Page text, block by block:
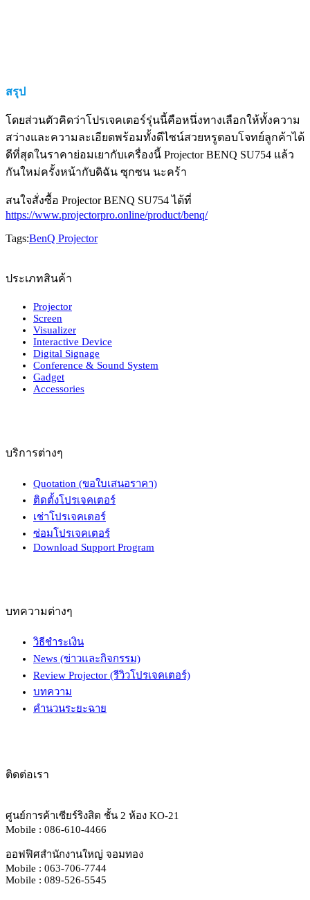
สรุป
โดยส่วนตัวคิดว่าโปรเจคเตอร์รุ่นนี้คือหนึ่งทางเลือกให้ทั้งความ
สว่างและความละเอียดพร้อมทั้งดีไซน์สวยหรูตอบโจทย์ลูกค้าได้
ดีที่สุดในราคาย่อมเยากับเครื่องนี้ Projector BENQ SU754 แล้ว
กันใหม่ครั้งหน้ากับดิฉัน ซุกซน นะคร้า
สนใจสั่งซื้อ Projector BENQ SU754 ได้ที่
https://www.projectorpro.online/product/benq/
Tags:BenQ Projector
ประเภทสินค้า
Projector
Screen
Visualizer
Interactive Device
Digital Signage
Conference & Sound System
Gadget
Accessories
บริการต่างๆ
Quotation (ขอใบเสนอราคา)
ติดตั้งโปรเจคเตอร์
เช่าโปรเจคเตอร์
ซ่อมโปรเจคเตอร์
Download Support Program
บทความต่างๆ
วิธีชำระเงิน
News (ข่าวและกิจกรรม)
Review Projector (รีวิวโปรเจคเตอร์)
บทความ
คำนวนระยะฉาย
ติดต่อเรา
ศูนย์การค้าเซียร์ริงสิต ชั้น 2 ห้อง KO-21
Mobile : 086-610-4466
ออฟฟิศสำนักงานใหญ่ จอมทอง
Mobile : 063-706-7744
Mobile : 089-526-5545